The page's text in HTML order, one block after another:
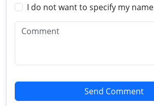
I do not want to specify my name
Send Comment